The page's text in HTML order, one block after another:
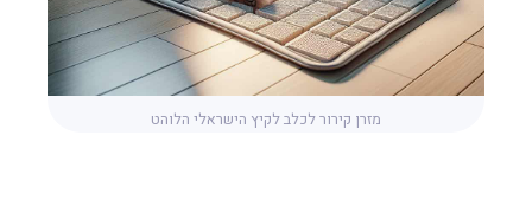
מזרן קירור לכלב לקיץ הישראלי הלוהט